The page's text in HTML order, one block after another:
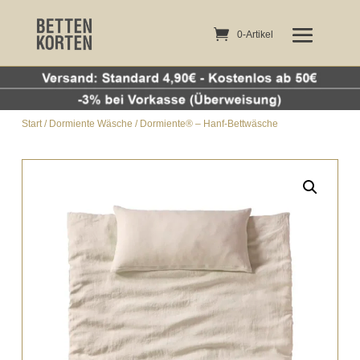
0-Artikel
Start/ Dormiente Wäsche / Dormiente® – Hanf-Bettwäsche